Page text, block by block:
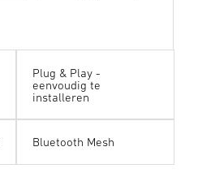
Plug & Play -
eenvoudig te
installeren
Bluetooth Mesh